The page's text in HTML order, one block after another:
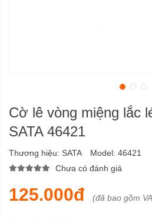
Cờ lê vòng miệng lắc
SATA 46421
Thương hiệu: SATA Model: 46421
Chưa có đánh giá
125.000đ (đã bao gồm